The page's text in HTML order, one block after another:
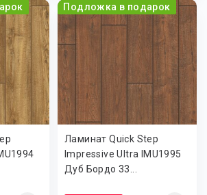
Подложка в подарок
Ламинат Quick Step
Impressive Ultra IMU1995
Дуб Бордо 33...